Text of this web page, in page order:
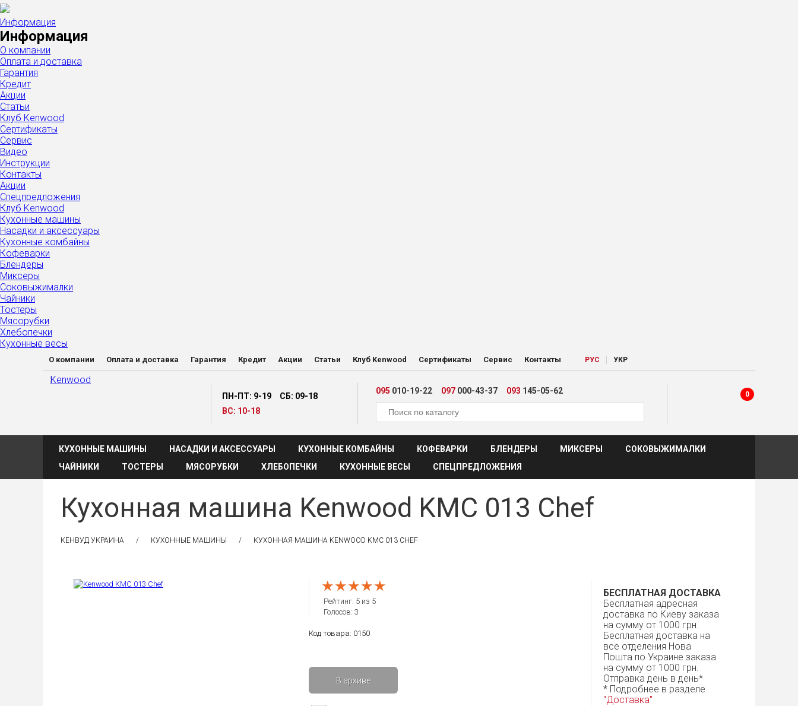
Информация
Информация
О компании
Оплата и доставка
Гарантия
Кредит
Акции
Статьи
Клуб Kenwood
Сертификаты
Сервис
Видео
Инструкции
Контакты
Акции
Спецпредложения
Клуб Kenwood
Кухонные машины
Насадки и аксессуары
Кухонные комбайны
Кофеварки
Блендеры
Миксеры
Соковыжималки
Чайники
Тостеры
Мясорубки
Хлебопечки
Кухонные весы
О компании Оплата и доставка Гарантия Кредит Акции Статьи Клуб Kenwood Сертификаты Сервис Контакты РУC | УКР
ПН-ПТ: 9-19
СБ: 09-18
ВС: 10-18
095 010-19-22 097 000-43-37 093 145-05-62 0
КУХОННЫЕ МАШИНЫ НАСАДКИ И АКСЕССУАРЫ КУХОННЫЕ КОМБАЙНЫ КОФЕВАРКИ БЛЕНДЕРЫ МИКСЕРЫ
СОКОВЫЖИМАЛКИ
ЧАЙНИКИ
ТОСТЕРЫ МЯСОРУБКИ ХЛЕБОПЕЧКИ КУХОННЫЕ ВЕСЫ СПЕЦПРЕДЛОЖЕНИЯ
Кухонная машина Kenwood KMC 013 Chef
КЕНВУД УКРАИНА КУХОННЫЕ МАШИНЫ КУХОННАЯ МАШИНА KENWOOD KMC 013 CHEF
★★★★★
★★★★★
★★★★★
Рейтинг: 5 из 5
Голосов: 3
Код товара: 0150
В архиве
БЕСПЛАТНАЯ ДОСТАВКА
Бесплатная адресная
доставка по Киеву заказа
на сумму от 1000 грн.
Бесплатная доставка на
все отделения Нова
Пошта по Украине заказа
на сумму от 1000 грн.
Отправка день в день*
* Подробнее в разделе
"Доставка"